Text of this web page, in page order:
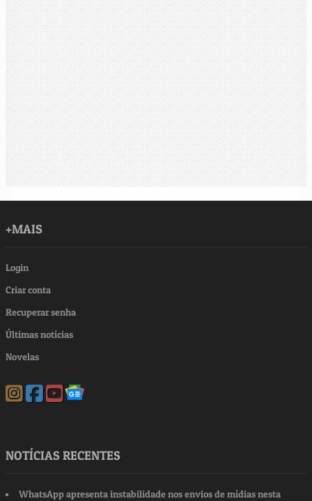
+MAIS
Login
Criar conta
Recuperar senha
Últimas notícias
Novelas
NOTÍCIAS RECENTES
WhatsApp apresenta instabilidade nos envios de mídias nesta